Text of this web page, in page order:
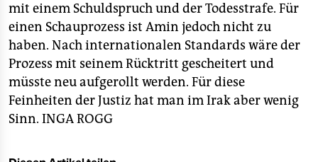
mit einem Schuldspruch und der Todesstrafe. Für
einen Schauprozess ist Amin jedoch nicht zu
haben. Nach internationalen Standards wäre der
Prozess mit seinem Rücktritt gescheitert und
müsste neu aufgerollt werden. Für diese
Feinheiten der Justiz hat man im Irak aber wenig
Sinn. INGA ROGG